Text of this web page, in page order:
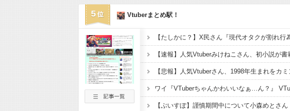
5 Vtuberまとめ駅！